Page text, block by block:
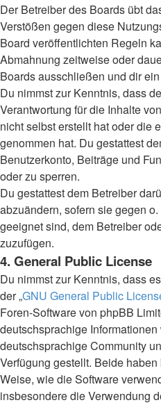
Der Betreiber des Boards übt
Verstößen gegen diese
Board veröffentlichten Regeln
Abmahnung zeitweise oder
Boards ausschließen und dir
Du nimmst zur Kenntnis, dass
Verantwortung für die Inhalte
nicht selbst erstellt hat oder die
genommen hat. Du gestattest
Benutzerkonto, Beiträge und
oder zu sperren.
Du gestattest dem Betreiber
abzuändern, sofern sie gegen
geeignet sind, dem Betreiber
zuzufügen.
4. General Public License
Du nimmst zur Kenntnis, dass
der „GNU General Public
Foren-Software von phpBB
deutschsprachige
deutschsprachige Community
Verfügung gestellt. Beide
Weise, wie die Software
insbesondere die Verwendung